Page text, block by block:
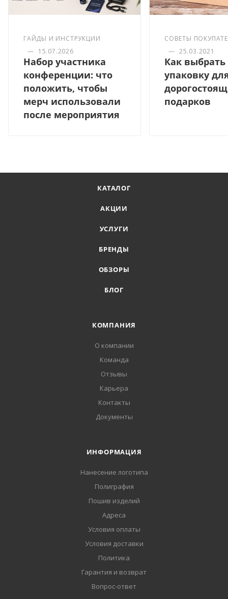
ГАЙДЫ И ИНСТРУКЦИИ
— 15.07.2026
Набор участника
конференции: что
положить, чтобы
мерч использовали
после мероприятия
СОВЕТЫ
— 25.03.2021
Как выбрать
упаковку
подарков
КАТАЛОГ
АКЦИИ
УСЛУГИ
БРЕНДЫ
ОБЗОРЫ
БЛОГ
КОМПАНИЯ
О компании
Команда
Отзывы
Карьера
Контакты
Документы
ИНФОРМАЦИЯ
Нанесение логотипа
Полиграфия
Пошив изделий
Адреса
Условия оплаты
Условия доставки
Политика
Гарантия и возврат
Вопрос-ответ